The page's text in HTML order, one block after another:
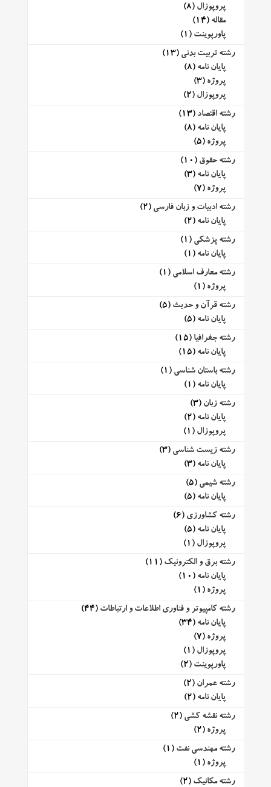
پروپوزال (8)
مقاله (14)
پاورپوینت (1)
رشته تربیت بدنی (13)
پایان نامه (8)
پروژه (3)
پروپوزال (2)
رشته اقتصاد (13)
پایان نامه (8)
پروژه (5)
رشته حقوق (10)
پایان نامه (3)
پروژه (7)
رشته ادبیات و زبان فارسی (2)
پایان نامه (2)
رشته پزشکی (1)
پایان نامه (1)
رشته معارف اسلامی (1)
پروژه (1)
رشته قرآن و حدیث (5)
پایان نامه (5)
رشته جغرافیا (15)
پایان نامه (15)
رشته باستان شناسی (1)
پایان نامه (1)
رشته زبان (3)
پایان نامه (2)
پروپوزال (1)
رشته زیست شناسی (3)
پایان نامه (3)
رشته شیمی (5)
پایان نامه (5)
رشته کشاورزی (6)
پایان نامه (5)
پروپوزال (1)
رشته برق و الکترونیک (11)
پایان نامه (10)
پروژه (1)
رشته کامپیوتر و فناوری اطلاعات و ارتباطات (44)
پایان نامه (34)
پروژه (7)
پروپوزال (1)
پاورپوینت (2)
رشته عمران (2)
پایان نامه (2)
رشته نقشه کشی (2)
پروژه (2)
رشته مهندسی نفت (1)
پروژه (1)
رشته مکانیک (2)